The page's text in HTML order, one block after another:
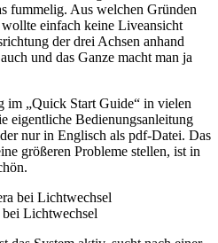
fummelig. Aus welchen Gründen
einfach keine Liveansicht
der drei Achsen anhand
und das Ganze macht man ja
im „Quick Start Guide“ in vielen
eigentliche Bedienungsanleitung
nur in Englisch als pdf-Datei. Das
größeren Probleme stellen, ist in
bei Lichtwechsel